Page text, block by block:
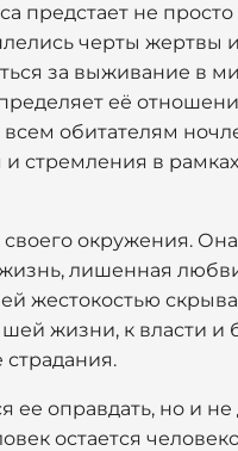
предстает не
черты жертвы и
за выживание в
её
обитателям
стремления в
своего окружения.
лишенная любви
жестокостью
жизни, к власти и
ее оправдать, но и
остается